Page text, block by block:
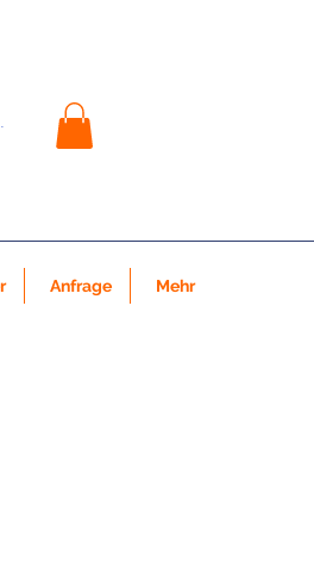
Anfrage Mehr